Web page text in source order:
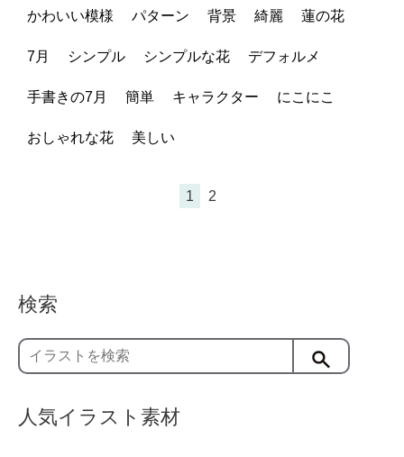
かわいい模様 パターン 背景 綺麗 蓮の花
7月 シンプル シンプルな花 デフォルメ
手書きの7月 簡単 キャラクター にこにこ
おしゃれな花 美しい
1 2
検索
人気イラスト素材